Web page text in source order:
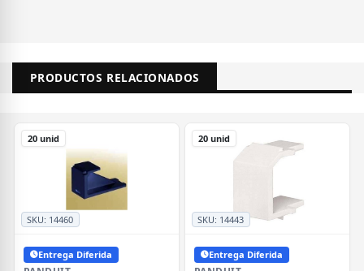
PRODUCTOS RELACIONADOS
SKU: 14460
20 unid
Entrega Diferida
SKU: 14443
20 unid
Entrega Diferida